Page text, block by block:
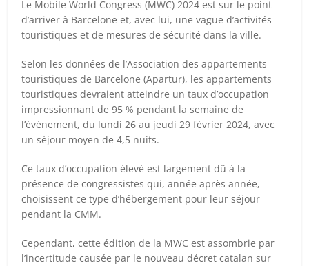
Le Mobile World Congress (MWC) 2024 est sur le point
d’arriver à Barcelone et, avec lui, une vague d’activités
touristiques et de mesures de sécurité dans la ville.
Selon les données de l’Association des appartements
touristiques de Barcelone (Apartur), les appartements
touristiques devraient atteindre un taux d’occupation
impressionnant de 95 % pendant la semaine de
l’événement, du lundi 26 au jeudi 29 février 2024, avec
un séjour moyen de 4,5 nuits.
Ce taux d’occupation élevé est largement dû à la
présence de congressistes qui, année après année,
choisissent ce type d’hébergement pour leur séjour
pendant la CMM.
Cependant, cette édition de la MWC est assombrie par
l’incertitude causée par le nouveau décret catalan sur